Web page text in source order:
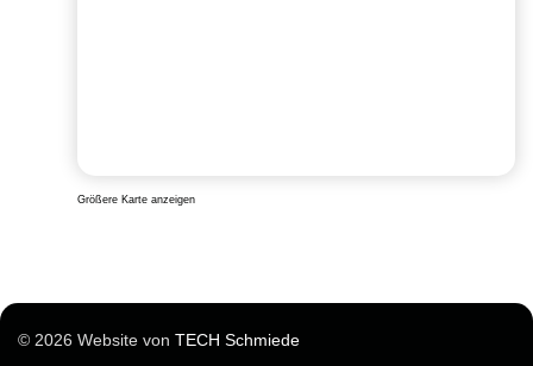
Größere Karte anzeigen
© 2026 Website von TECH Schmiede